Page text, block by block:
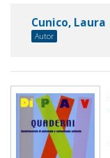
Cunico, Laura
Autor